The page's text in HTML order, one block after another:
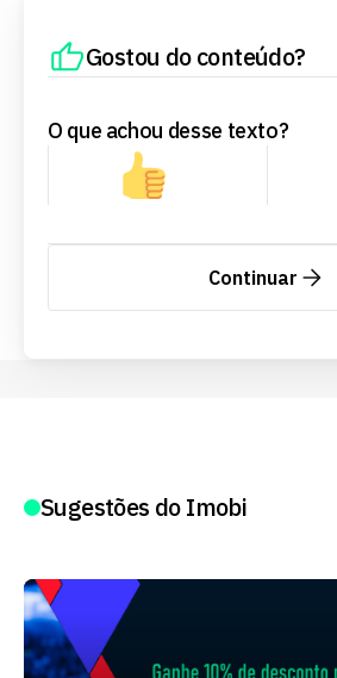
Gostou do conteúdo?
O que achou desse texto?
Continuar
Sugestões do Imobi